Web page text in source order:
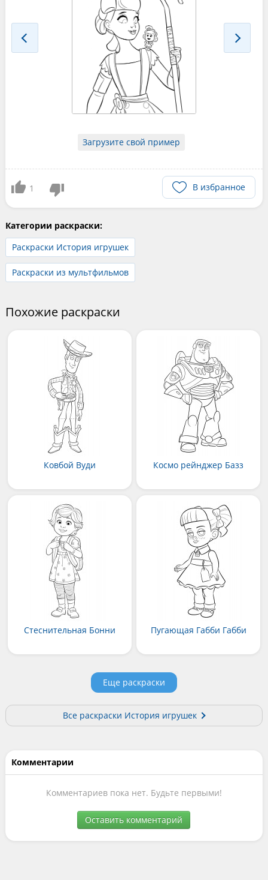
Загрузите свой пример
1 В избранное
Категории раскраски:
Раскраски История игрушек
Раскраски из мультфильмов
Похожие раскраски
Ковбой Вуди Космо рейнджер Базз
Стеснительная Бонни Пугающая Габби Габби
Еще раскраски
Все раскраски История игрушек
Комментарии
Комментариев пока нет. Будьте первыми!
Оставить комментарий